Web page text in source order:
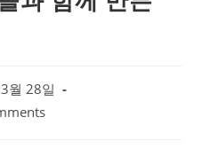
월 28일